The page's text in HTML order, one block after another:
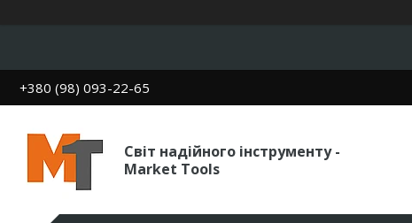
+380 (98) 093-22-65
Світ надійного інструменту -
Market Tools